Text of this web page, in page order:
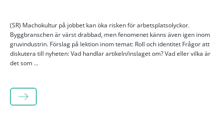
(SR) Machokultur på jobbet kan öka risken för arbetsplatsolyckor.
Byggbranschen är värst drabbad, men fenomenet känns även igen inom
gruvindustrin. Förslag på lektion inom temat: Roll och identitet Frågor att
diskutera till nyheten: Vad handlar artikeln/inslaget om? Vad eller vilka är
det som ...
LÄS MER